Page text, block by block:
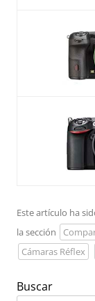
Este artículo ha
la sección
Cámaras Réflex
Buscar